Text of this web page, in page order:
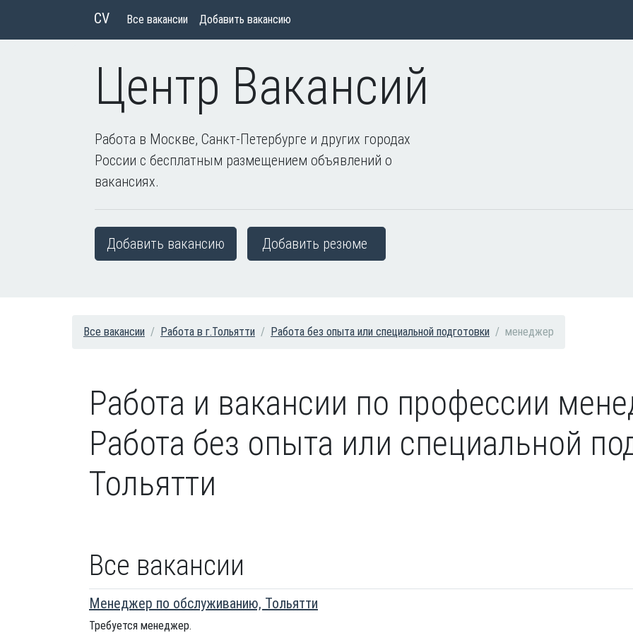
CV Все вакансии Добавить вакансию
Центр Вакансий
Работа в Москве, Санкт-Петербурге и других городах
России с бесплатным размещением объявлений о
вакансиях.
Добавить вакансию Добавить резюме
Все вакансии Работа в г.Тольятти Работа без опыта или специальной подготовки менеджер
Работа и вакансии по профессии
Работа без опыта или специальной
Тольятти
Все вакансии
Менеджер по обслуживанию, Тольятти
Требуется менеджер.